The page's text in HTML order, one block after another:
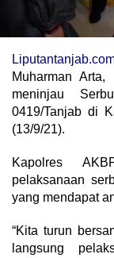
Muharman
meninjau
0419/Tanjab di
(13/9/21).
Kapolres
pelaksanaan
yang mendapat
“Kita turun
langsung